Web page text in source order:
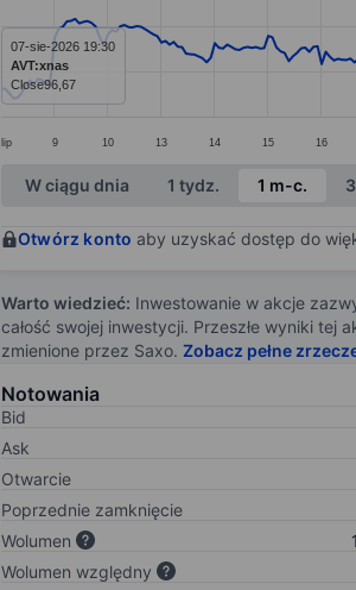
The chart has 1 Y axis displaying
lip 9 10 13 14 15 16
07-sie-2026 19:30
AVT:xnas
Close96,67
End of interactive chart.
W ciągu dnia 1 tydz. 1 m-c.
Otwórz konto aby uzyskać dostęp do
Warto wiedzieć: Inwestowanie w akcje
całość swojej inwestycji. Przeszłe wyniki tej
zmienione przez Saxo. Zobacz pełne
Notowania
Bid
Ask
Otwarcie
Poprzednie zamknięcie
Wolumen
Wolumen względny